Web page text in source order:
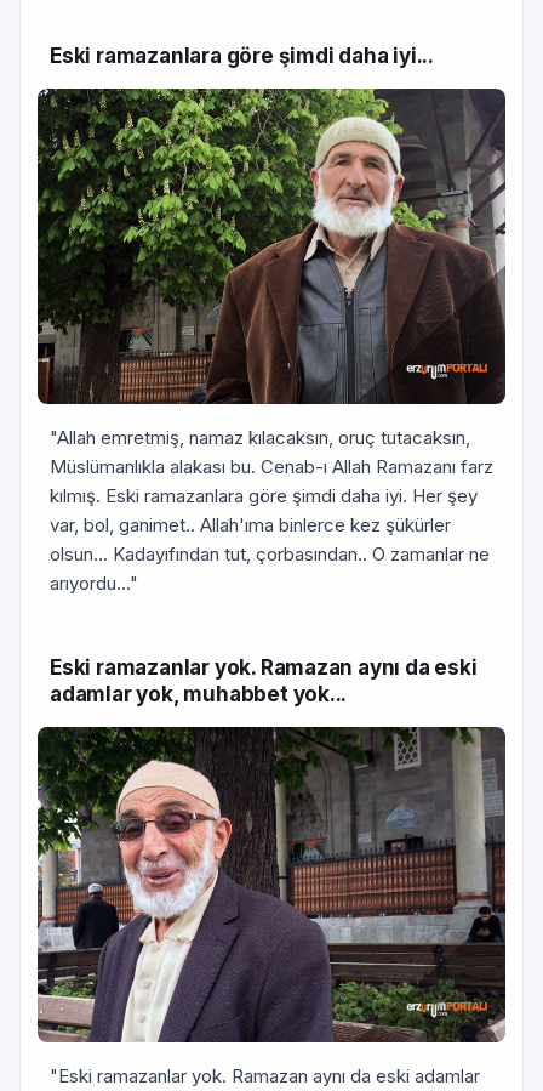
Eski ramazanlara göre şimdi daha iyi...
"Allah emretmiş, namaz kılacaksın, oruç tutacaksın,
Müslümanlıkla alakası bu. Cenab-ı Allah Ramazanı farz
kılmış. Eski ramazanlara göre şimdi daha iyi. Her şey
var, bol, ganimet.. Allah'ıma binlerce kez şükürler
olsun... Kadayıfından tut, çorbasından.. O zamanlar ne
arıyordu..."
Eski ramazanlar yok. Ramazan aynı da eski
adamlar yok, muhabbet yok...
"Eski ramazanlar yok. Ramazan aynı da eski adamlar